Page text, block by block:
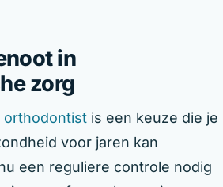
in
zorg
orthodontist is een keuze die je
voor jaren kan
een reguliere controle nodig